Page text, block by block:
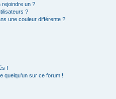
rejoindre un ?
?
une couleur différente ?
!
quelqu’un sur ce forum !